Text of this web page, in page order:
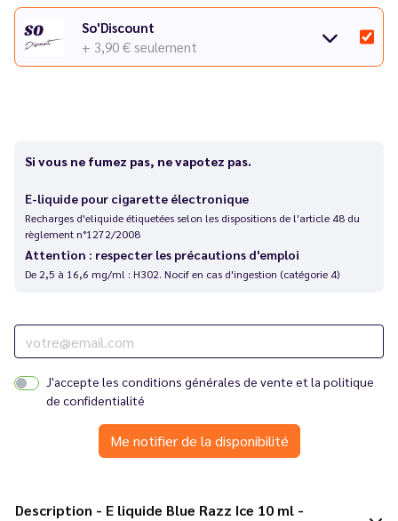
So'Discount
+ 3,90 € seulement
Si vous ne fumez pas, ne vapotez pas.
E-liquide pour cigarette électronique
Recharges d'eliquide étiquetées selon les dispositions de l'article 48 du
règlement n°1272/2008
Attention : respecter les précautions d'emploi
De 2,5 à 16,6 mg/ml : H302. Nocif en cas d'ingestion (catégorie 4)
J'accepte les conditions générales de vente et la politique
de confidentialité
Me notifier de la disponibilité
Description - E liquide Blue Razz Ice 10 ml -